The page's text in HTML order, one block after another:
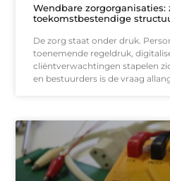
Wendbare zorgorganisaties:
toekomstbestendige
De zorg staat onder druk.
toenemende regeldruk,
cliëntverwachtingen stapelen
en bestuurders is de vraag